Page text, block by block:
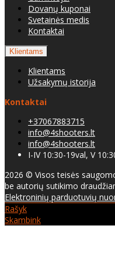
Dovanų kuponai
Svetainės medis
Kontaktai
Klientams
Klientams
Užsakymų istorija
Kontaktai
+37067883715
info@4shooters.lt
info@4shooters.lt
I-IV 10:30-19val, V
2026 © Visos teisės
be autorių sutikimo
Elektroninių parduotuvių
Rašyk
Skambink